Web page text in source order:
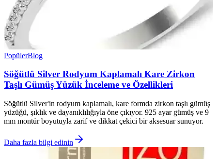
PopülerBlog
Söğütlü Silver Rodyum Kaplamalı Kare Zirkon
Taşlı Gümüş Yüzük İnceleme ve Özellikleri
Söğütlü Silver'in rodyum kaplamalı, kare formda zirkon taşlı gümüş
yüzüğü, şıklık ve dayanıklılığıyla öne çıkıyor. 925 ayar gümüş ve 9
mm montür boyutuyla zarif ve dikkat çekici bir aksesuar sunuyor.
Daha fazla bilgi edinin